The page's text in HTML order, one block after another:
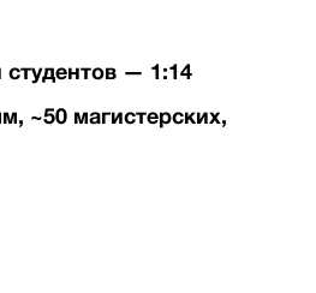
— 1:14
~50 магистерских,